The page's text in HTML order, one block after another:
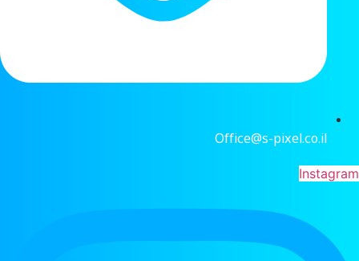
Office@s-pixel.co.il
Instagram